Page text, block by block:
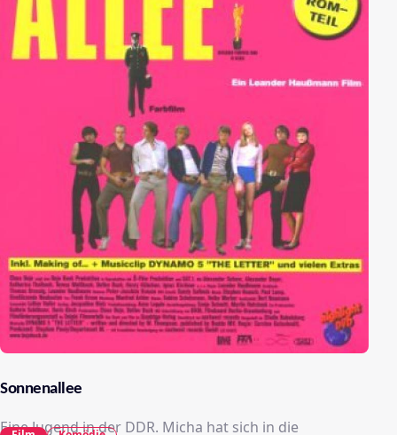
Sonnenallee
Eine Jugend in der DDR. Micha hat sich in die